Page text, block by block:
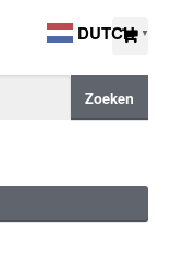
Zoeken
DUTCH ▼